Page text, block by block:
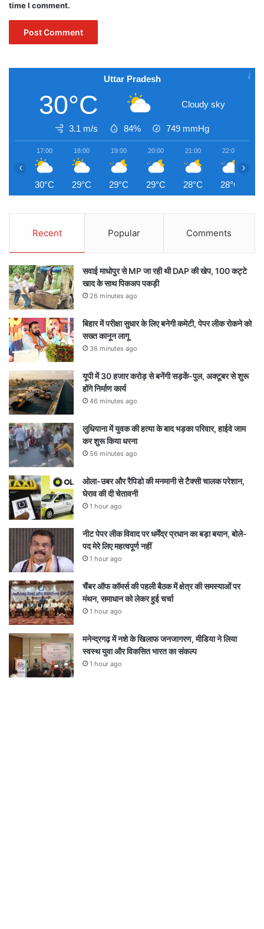
time I comment.
Uttar Pradesh
30°C Cloudy sky
3.1 m/s 84% 749 mmHg
17:00
30°C
18:00
29°C
19:00
29°C
20:00
29°C
21:00
28°C
22:00
28°C
‹ ›
Recent Popular Comments
सवाई माधोपुर से MP जा रही थी DAP की खेप, 100 कट्टे
खाद के साथ पिकअप पकड़ी
26 minutes ago
बिहार में परीक्षा सुधार के लिए बनेगी कमेटी, पेपर लीक रोकने को
सख्त कानून लागू
36 minutes ago
यूपी में 30 हजार करोड़ से बनेंगी सड़कें-पुल, अक्टूबर से शुरू
होंगे निर्माण कार्य
46 minutes ago
लुधियाना में युवक की हत्या के बाद भड़का परिवार, हाईवे जाम
कर शुरू किया धरना
56 minutes ago
ओला-उबर और रैपिडो की मनमानी से टैक्सी चालक परेशान,
घेराव की दी चेतावनी
1 hour ago
नीट पेपर लीक विवाद पर धर्मेंद्र प्रधान का बड़ा बयान, बोले-
पद मेरे लिए महत्वपूर्ण नहीं
1 hour ago
चैंबर ऑफ कॉमर्स की पहली बैठक में क्षेत्र की समस्याओं पर
मंथन, समाधान को लेकर हुई चर्चा
1 hour ago
मनेन्द्रगढ़ में नशे के खिलाफ जनजागरण, मीडिया ने लिया
स्वस्थ युवा और विकसित भारत का संकल्प
1 hour ago